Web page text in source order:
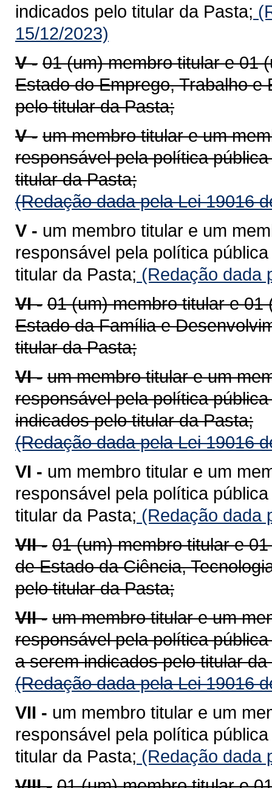
indicados pelo titular da Pasta;
15/12/2023)
V - 01 (um) membro titular e 01
Estado do Emprego, Trabalho
pelo titular da Pasta;
V - um membro titular e um
responsável pela política
titular da Pasta;
(Redação dada pela Lei 19016
V - um membro titular e um
responsável pela política
titular da Pasta; (Redação dada
VI - 01 (um) membro titular e
Estado da Família e
titular da Pasta;
VI - um membro titular e um
responsável pela política
indicados pelo titular da Pasta;
(Redação dada pela Lei 19016
VI - um membro titular e um
responsável pela política
titular da Pasta; (Redação dada
VII - 01 (um) membro titular e
de Estado da Ciência,
pelo titular da Pasta;
VII - um membro titular e um
responsável pela política
a serem indicados pelo titular
(Redação dada pela Lei 19016
VII - um membro titular e um
responsável pela política
titular da Pasta; (Redação dada